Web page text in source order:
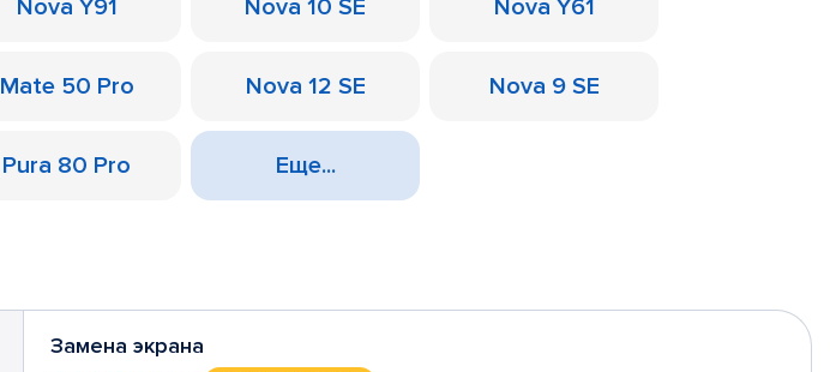
Nova Y91 Nova 10 SE Nova Y61
Mate 50 Pro Nova 12 SE Nova 9 SE
Pura 80 Pro Еще...
Замена экрана